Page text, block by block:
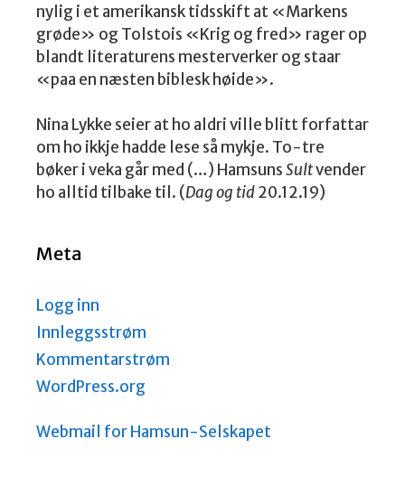
nylig i et amerikansk tidsskift at «Markens
grøde» og Tolstois «Krig og fred» rager op
blandt literaturens mesterverker og staar
«paa en næsten biblesk høide».
Nina Lykke seier at ho aldri ville blitt forfattar
om ho ikkje hadde lese så mykje. To-tre
bøker i veka går med (…) HamsunsSultvender
ho alltid tilbake til. (Dag og tid20.12.19)
Meta
Logg inn
Innleggsstrøm
Kommentarstrøm
WordPress.org
Webmail for Hamsun-Selskapet